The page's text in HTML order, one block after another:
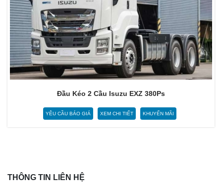
Đầu Kéo 2 Cầu Isuzu EXZ 380Ps
YÊU CẦU BÁO GIÁ XEM CHI TIẾT KHUYẾN MÃI
THÔNG TIN LIÊN HỆ